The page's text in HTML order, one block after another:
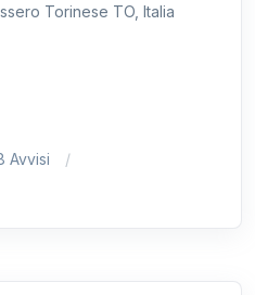
Torinese TO, Italia
Avvisi